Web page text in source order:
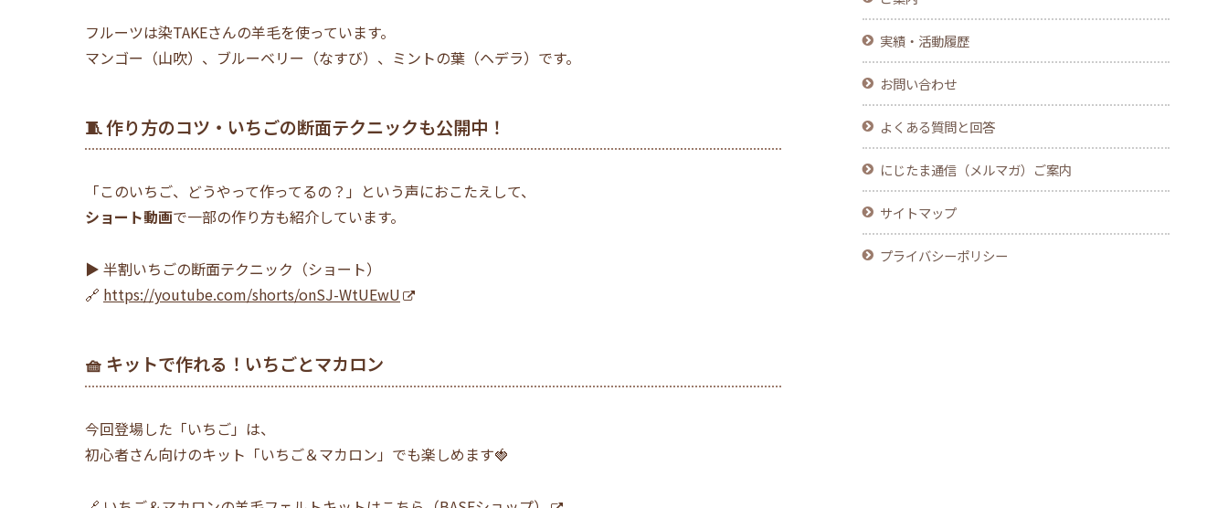
フルーツは染TAKEさんの羊毛を使っています。
マンゴー（山吹）、ブルーベリー（なすび）、ミントの葉（ヘデラ）です。
🧵 作り方のコツ・いちごの断面テクニックも公開中！
「このいちご、どうやって作ってるの？」という声におこたえして、
ショート動画で一部の作り方も紹介しています。
▶ 半割いちごの断面テクニック（ショート）
🔗 https://youtube.com/shorts/onSJ-WtUEwU
🧺 キットで作れる！いちごとマカロン
今回登場した「いちご」は、
初心者さん向けのキット「いちご＆マカロン」でも楽しめます🍓
実績・活動履歴
お問い合わせ
よくある質問と回答
にじたま通信（メルマガ）ご案内
サイトマップ
プライバシーポリシー